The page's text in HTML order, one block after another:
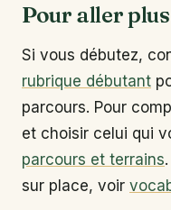
Pour aller
Si vous débutez,
rubrique débutant
parcours. Pour
et choisir celui qui
parcours et terrains
sur place, voir